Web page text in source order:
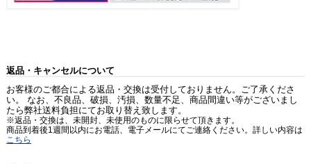
返品・キャンセルについて
お客様のご都合による返品・交換は受付しておりません。ご了承くださ
い。 なお、不良品、破損、汚損、数量不足、商品間違い等がございまし
たら弊社送料負担にてお取り替え致します。
※返品・交換は、未開封、未使用のものに限らせて頂きます。
商品到着後1週間以内にお電話、電子メールにてご連絡ください。詳しい内容は
こちら